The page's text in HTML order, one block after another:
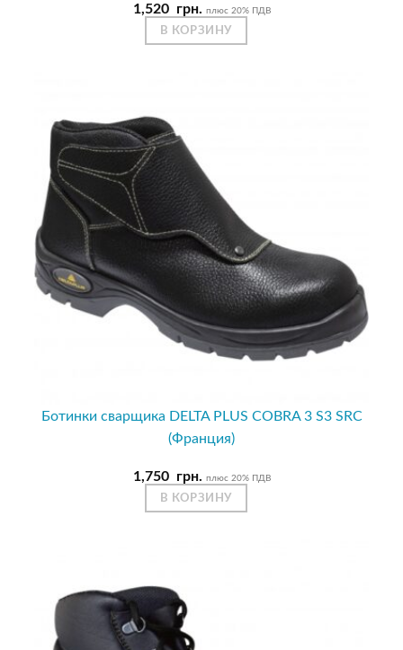
1,520 грн. плюс 20% ПДВ
В КОРЗИНУ
Ботинки сварщика DELTA PLUS COBRA 3 S3 SRC
(Франция)
1,750 грн. плюс 20% ПДВ
В КОРЗИНУ